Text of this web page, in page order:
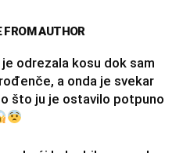
FROM AUTHOR
je odrezala kosu dok sam
a onda je svekar
što ju je ostavilo potpuno